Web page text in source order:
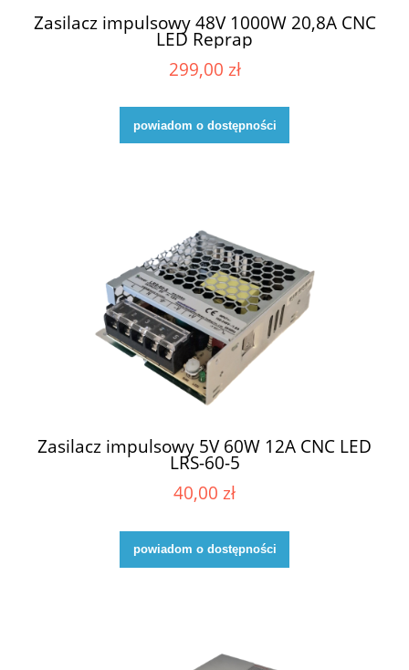
Zasilacz impulsowy 48V 1000W 20,8A CNC
LED Reprap
299,00 zł
powiadom o dostępności
Zasilacz impulsowy 5V 60W 12A CNC LED
LRS-60-5
40,00 zł
powiadom o dostępności